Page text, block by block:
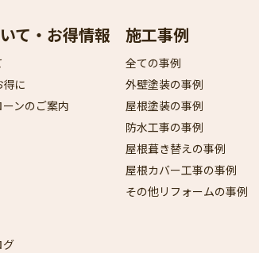
て・お得情報
に
ンのご案内
施工事例
全ての事例
外壁塗装の事例
屋根塗装の事例
防水工事の事例
屋根葺き替えの事例
屋根カバー工事の事例
その他リフォームの事例
グ